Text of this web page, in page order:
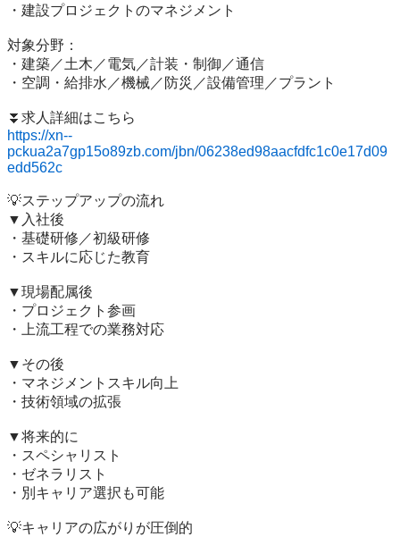
・建設プロジェクトのマネジメント
対象分野：
・建築／土木／電気／計装・制御／通信
・空調・給排水／機械／防災／設備管理／プラント
https://xn--
pckua2a7gp15o89zb.com/jbn/06238ed98aacfdfc1c0e17d09
edd562c
💡ステップアップの流れ
▼入社後
・基礎研修／初級研修
・スキルに応じた教育
▼現場配属後
・プロジェクト参画
・上流工程での業務対応
▼その後
・マネジメントスキル向上
・技術領域の拡張
▼将来的に
・スペシャリスト
・ゼネラリスト
・別キャリア選択も可能
💡キャリアの広がりが圧倒的